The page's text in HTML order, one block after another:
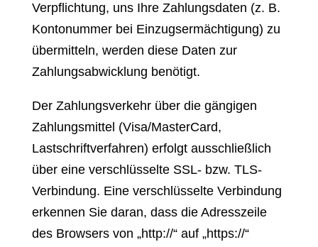
Verpflichtung, uns Ihre Zahlungsdaten (z. B.
Kontonummer bei Einzugsermächtigung) zu
übermitteln, werden diese Daten zur
Zahlungsabwicklung benötigt.
Der Zahlungsverkehr über die gängigen
Zahlungsmittel (Visa/MasterCard,
Lastschriftverfahren) erfolgt ausschließlich
über eine verschlüsselte SSL- bzw. TLS-
Verbindung. Eine verschlüsselte Verbindung
erkennen Sie daran, dass die Adresszeile
des Browsers von „http://“ auf „https://“